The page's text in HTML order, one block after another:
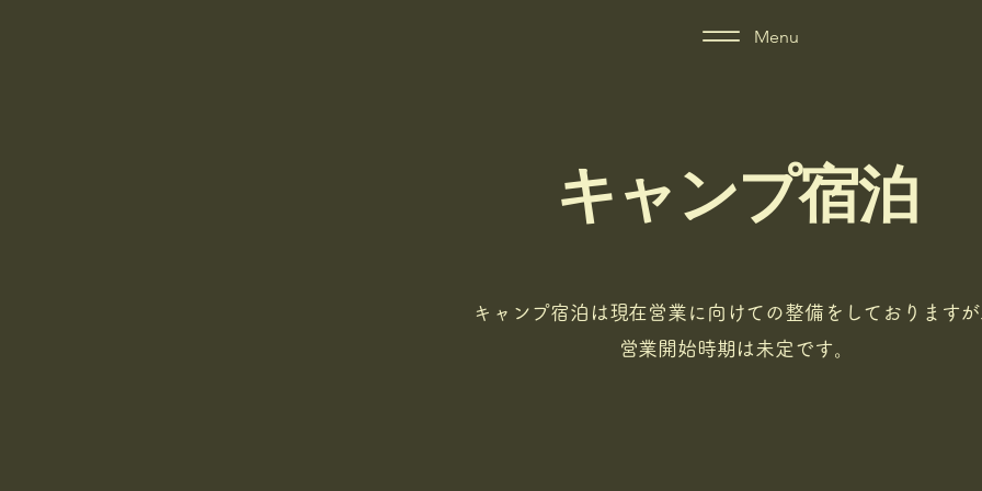
Menu
キャンプ宿泊
キャンプ宿泊は現在営業に向けての整備をしております
営業開始時期は未定です。